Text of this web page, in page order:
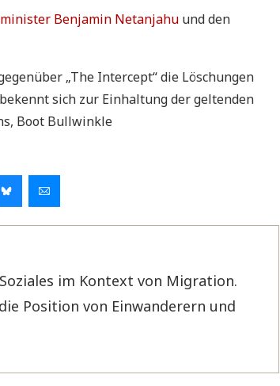
Benjamin Netanjahu und den
„The Intercept“ die Löschungen
sich zur Einhaltung der geltenden
Boot Bullwinkle
im Kontext von Migration.
Position von Einwanderern und